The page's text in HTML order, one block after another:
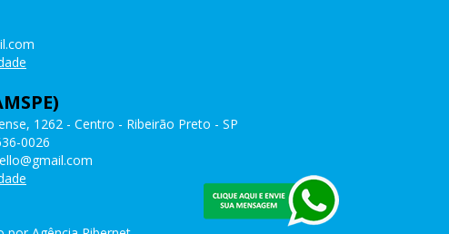
1262 - Centro - Ribeirão Preto - SP
0026